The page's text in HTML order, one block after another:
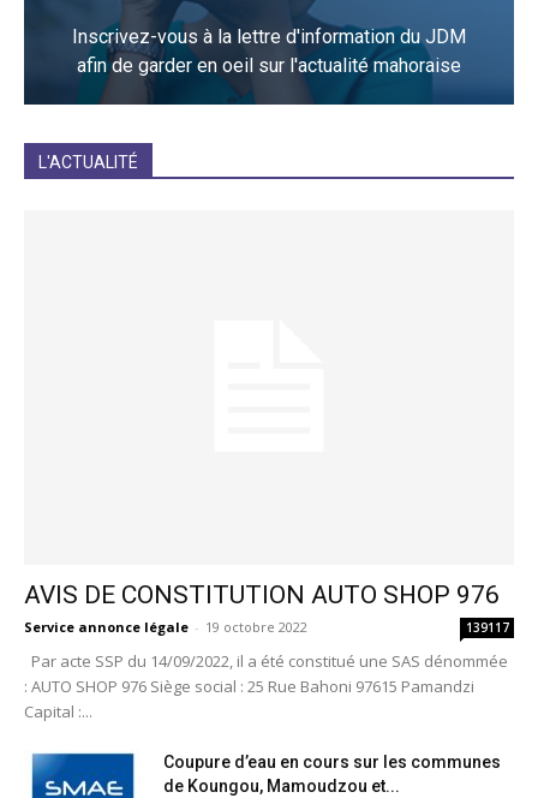
Inscrivez-vous à la lettre d'information du JDM
afin de garder en oeil sur l'actualité mahoraise
L'ACTUALITÉ
AVIS DE CONSTITUTION AUTO SHOP 976
Service annonce légale - 19 octobre 2022 139117
Par acte SSP du 14/09/2022, il a été constitué une SAS dénommée
: AUTO SHOP 976 Siège social : 25 Rue Bahoni 97615 Pamandzi
Capital :...
Coupure d’eau en cours sur les communes
de Koungou, Mamoudzou et...